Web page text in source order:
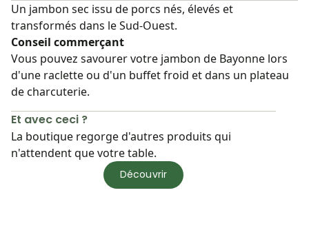
Un jambon sec issu de porcs nés, élevés et
transformés dans le Sud-Ouest.
Conseil commerçant
Vous pouvez savourer votre jambon de Bayonne lors
d'une raclette ou d'un buffet froid et dans un plateau
de charcuterie.
Et avec ceci ?
La boutique regorge d'autres produits qui
n'attendent que votre table.
Découvrir